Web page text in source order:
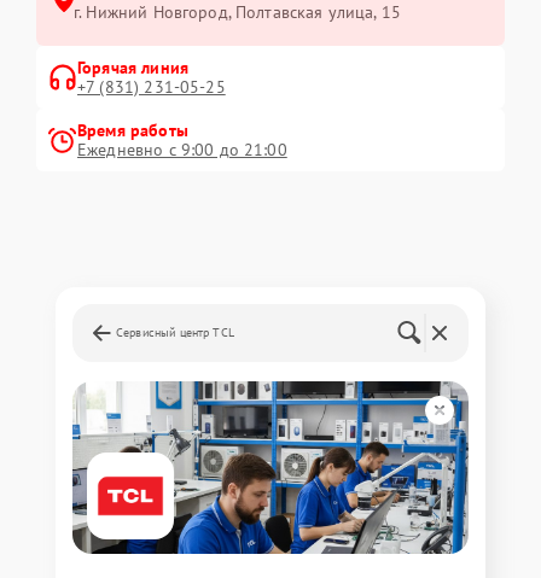
г. Нижний Новгород, Полтавская улица, 15
Горячая линия
+7 (831) 231-05-25
Время работы
Ежедневно с 9:00 до 21:00
Сервисный центр TCL